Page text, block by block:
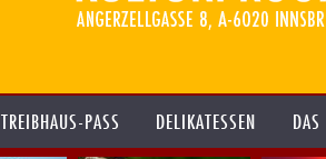
TREIBHAUS-PASS DELIKATESSEN